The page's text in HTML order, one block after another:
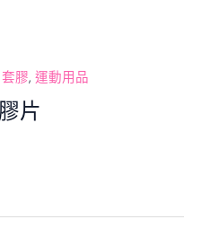
套膠, 運動用品
片